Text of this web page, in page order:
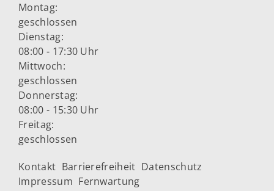
Montag:
geschlossen
Dienstag:
08:00 - 17:30 Uhr
Mittwoch:
geschlossen
Donnerstag:
08:00 - 15:30 Uhr
Freitag:
geschlossen
Kontakt Barrierefreiheit Datenschutz
Impressum Fernwartung